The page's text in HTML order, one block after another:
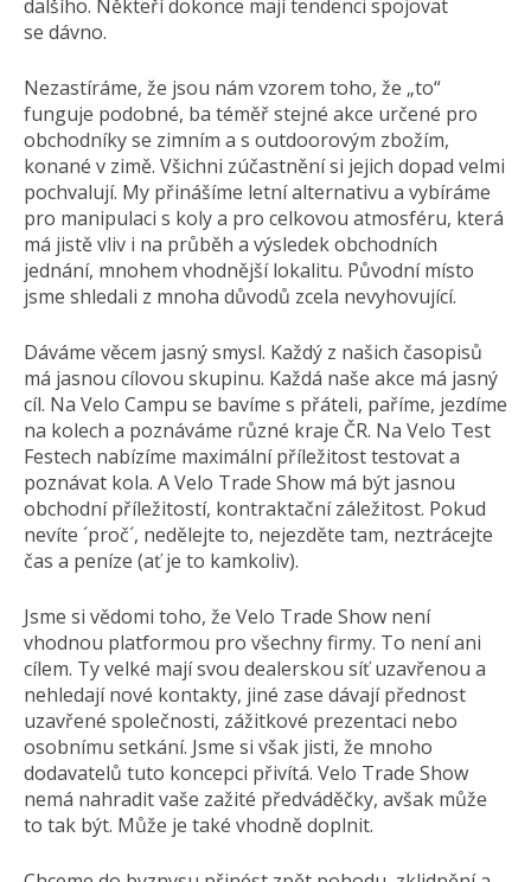
dalšího. Někteří dokonce mají tendenci spojovat
se dávno.
Nezastíráme, že jsou nám vzorem toho, že „to“
funguje podobné, ba téměř stejné akce určené pro
obchodníky se zimním a s outdoorovým zbožím,
konané v zimě. Všichni zúčastnění si jejich dopad velmi
pochvalují. My přinášíme letní alternativu a vybíráme
pro manipulaci s koly a pro celkovou atmosféru, která
má jistě vliv i na průběh a výsledek obchodních
jednání, mnohem vhodnější lokalitu. Původní místo
jsme shledali z mnoha důvodů zcela nevyhovující.
Dáváme věcem jasný smysl. Každý z našich časopisů
má jasnou cílovou skupinu. Každá naše akce má jasný
cíl. Na Velo Campu se bavíme s přáteli, paříme, jezdíme
na kolech a poznáváme různé kraje ČR. Na Velo Test
Festech nabízíme maximální příležitost testovat a
poznávat kola. A Velo Trade Show má být jasnou
obchodní příležitostí, kontraktační záležitost. Pokud
nevíte ´proč´, nedělejte to, nejezděte tam, neztrácejte
čas a peníze (ať je to kamkoliv).
Jsme si vědomi toho, že Velo Trade Show není
vhodnou platformou pro všechny firmy. To není ani
cílem. Ty velké mají svou dealerskou síť uzavřenou a
nehledají nové kontakty, jiné zase dávají přednost
uzavřené společnosti, zážitkové prezentaci nebo
osobnímu setkání. Jsme si však jisti, že mnoho
dodavatelů tuto koncepci přivítá. Velo Trade Show
nemá nahradit vaše zažité předváděčky, avšak může
to tak být. Může je také vhodně doplnit.